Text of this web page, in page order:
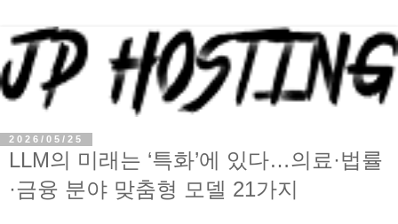
2026/05/25
LLM의 미래는 ‘특화’에 있다…의료·법률
·금융 분야 맞춤형 모델 21가지